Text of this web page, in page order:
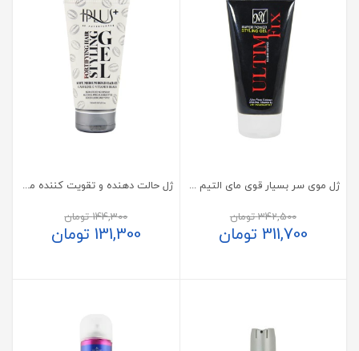
ژل موی سر بسیار قوی مای التیم فیکس 150 میلی لیتر
342,500تومان
311,700 تومان
ژل حالت دهنده و تقویت کننده موی سر ویتامین و کافئین آی پلاس
144,300تومان
131,300 تومان